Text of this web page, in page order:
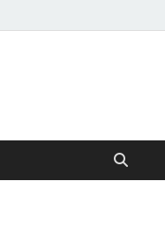
Town